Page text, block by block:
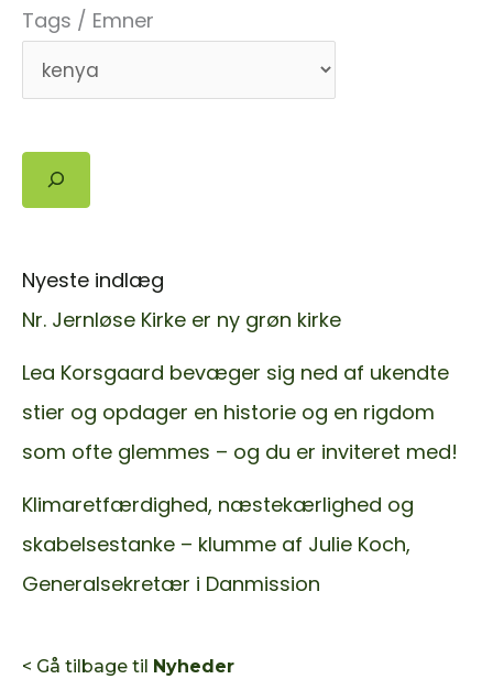
Tags / Emner
Søg
Nyeste indlæg
Nr. Jernløse Kirke er ny grøn kirke
Lea Korsgaard bevæger sig ned af ukendte
stier og opdager en historie og en rigdom
som ofte glemmes – og du er inviteret med!
Klimaretfærdighed, næstekærlighed og
skabelsestanke – klumme af Julie Koch,
Generalsekretær i Danmission
< Gå tilbage til Nyheder